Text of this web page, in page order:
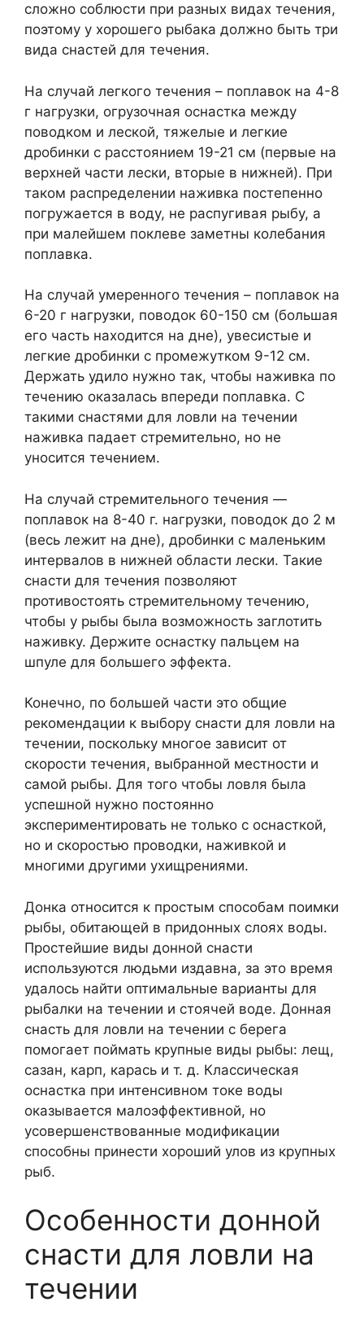
сложно соблюсти при разных видах течения,
поэтому у хорошего рыбака должно быть три
вида снастей для течения.
На случай легкого течения – поплавок на 4-8
г нагрузки, огрузочная оснастка между
поводком и леской, тяжелые и легкие
дробинки с расстоянием 19-21 см (первые на
верхней части лески, вторые в нижней). При
таком распределении наживка постепенно
погружается в воду, не распугивая рыбу, а
при малейшем поклеве заметны колебания
поплавка.
На случай умеренного течения – поплавок на
6-20 г нагрузки, поводок 60-150 см (большая
его часть находится на дне), увесистые и
легкие дробинки с промежутком 9-12 см.
Держать удило нужно так, чтобы наживка по
течению оказалась впереди поплавка. С
такими снастями для ловли на течении
наживка падает стремительно, но не
уносится течением.
На случай стремительного течения —
поплавок на 8-40 г. нагрузки, поводок до 2 м
(весь лежит на дне), дробинки с маленьким
интервалов в нижней области лески. Такие
снасти для течения позволяют
противостоять стремительному течению,
чтобы у рыбы была возможность заглотить
наживку. Держите оснастку пальцем на
шпуле для большего эффекта.
Конечно, по большей части это общие
рекомендации к выбору снасти для ловли на
течении, поскольку многое зависит от
скорости течения, выбранной местности и
самой рыбы. Для того чтобы ловля была
успешной нужно постоянно
экспериментировать не только с оснасткой,
но и скоростью проводки, наживкой и
многими другими ухищрениями.
Донка относится к простым способам поимки
рыбы, обитающей в придонных слоях воды.
Простейшие виды донной снасти
используются людьми издавна, за это время
удалось найти оптимальные варианты для
рыбалки на течении и стоячей воде. Донная
снасть для ловли на течении с берега
помогает поймать крупные виды рыбы: лещ,
сазан, карп, карась и т. д. Классическая
оснастка при интенсивном токе воды
оказывается малоэффективной, но
усовершенствованные модификации
способны принести хороший улов из крупных
рыб.
Особенности донной
снасти для ловли на
течении